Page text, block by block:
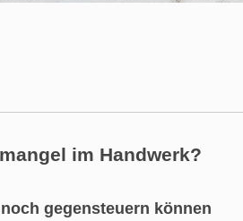
im Handwerk?
gegensteuern können